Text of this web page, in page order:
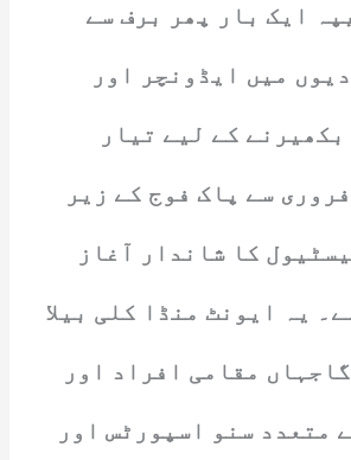
ایک بار پھر برف سے
میں ایڈونچر اور
کے لیے تیار
ہےکیونکہ 27 فروری سے پاک فوج کے زیر
کا شاندار آغاز
یہ ایونٹ منڈا کلی بیلا
مقامی افراد اور
متعدد سنو اسپورٹس اور